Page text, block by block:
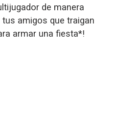
de manera
tus amigos que traigan
armar una fiesta*!